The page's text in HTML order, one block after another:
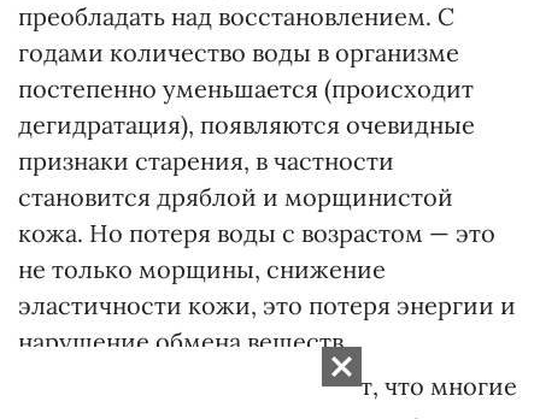
преобладать над восстановлением. С
годами количество воды в организме
постепенно уменьшается (про­исходит
дегидратация), появляют­ся очевидные
признаки старения, в частности
становится дряб­лой и морщинистой
кожа. Но потеря воды с возрастом — это
не только морщины, снижение
эластичности кожи, это потеря энергии и
нарушение обмена веществ.
— Некоторые ученые считают, что многие